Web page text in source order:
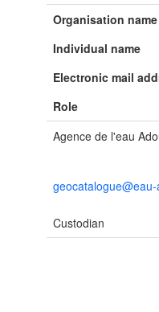
Organisation name
Individual name
Electronic mail
Role
Agence de l'eau
Custodian